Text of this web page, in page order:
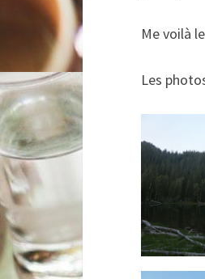
Me voilà
Les